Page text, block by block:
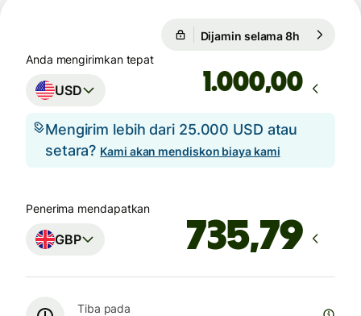
Dijamin selama 8h
Anda mengirimkan tepat
USD ,00
Mengirim lebih dari 25.000 USD atau
setara? Kami akan mendiskon biaya kami
Penerima mendapatkan
GBP
Tiba pada